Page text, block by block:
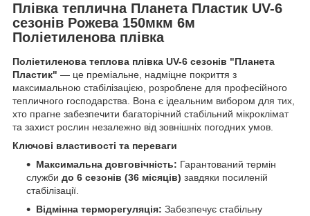
Плівка теплична Планета Пластик UV-6
сезонів Рожева 150мкм 6м
Поліетиленова плівка
Поліетиленова теплова плівка UV-6 сезонів "Планета
Пластик" — це преміальне, надміцне покриття з
максимальною стабілізацією, розроблене для професійного
тепличного господарства. Вона є ідеальним вибором для тих,
хто прагне забезпечити багаторічний стабільний мікроклімат
та захист рослин незалежно від зовнішніх погодних умов.
Ключові властивості та переваги
Максимальна довговічність: Гарантований термін
служби до 6 сезонів (36 місяців) завдяки посиленій
стабілізації.
Відмінна терморегуляція: Забезпечує стабільну